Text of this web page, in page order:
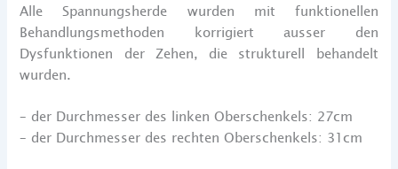
Alle Spannungsherde wurden mit funktionellen
Behandlungsmethoden korrigiert ausser den
Dysfunktionen der Zehen, die strukturell behandelt
wurden.
– der Durchmesser des linken Oberschenkels: 27cm
– der Durchmesser des rechten Oberschenkels: 31cm